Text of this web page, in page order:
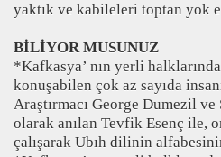
yaktık ve kabileleri toptan yok
BİLİYOR MUSUNUZ
*Kafkasya’ nın yerli
konuşabilen çok az sayıda
Araştırmacı George Dumezil ve
olarak anılan Tevfik Esenç ile,
çalışarak Ubıh dilinin